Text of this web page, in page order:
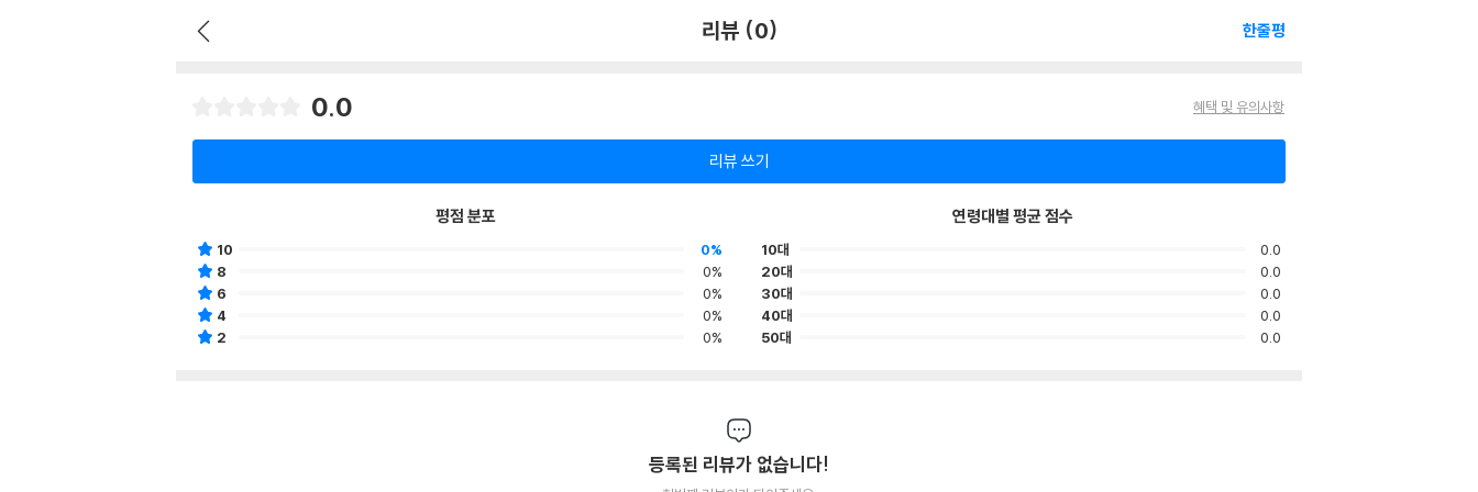
리뷰 (0) 한줄평
0.0 혜택 및 유의사항
리뷰 쓰기
평점 분포
10
0%
8
0%
6
0%
4
0%
2
0%
연령대별 평균 점수
10대
0.0
20대
0.0
30대
0.0
40대
0.0
50대
0.0
등록된 리뷰가 없습니다!